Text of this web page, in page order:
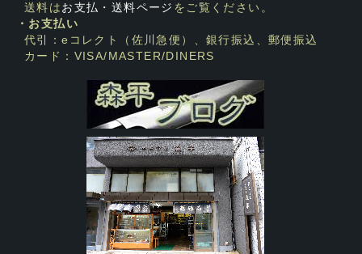
送料はお支払・送料ページ をご覧ください。
・お支払い
代引：eコレクト（佐川急便）、銀行振込、郵便振込
カード：VISA/MASTER/DINERS